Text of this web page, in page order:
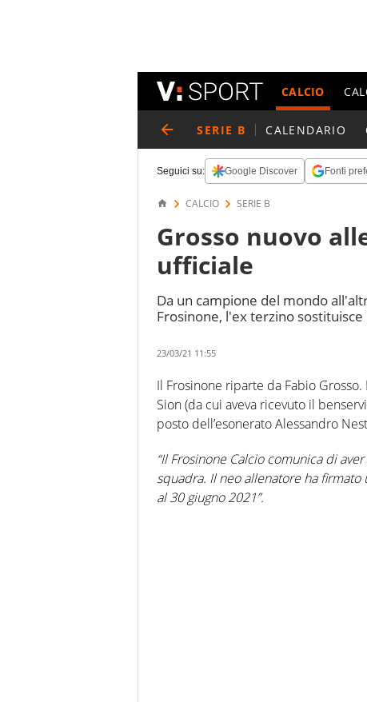
CALCIO
SERIE B CALENDARIO
Seguici su: Google Discover Fonti
CALCIO SERIE B
Grosso nuovo
ufficiale
Da un campione del mondo
Frosinone, l'ex terzino
23/03/21 11:55
Il Frosinone riparte da Fabio
Sion (da cui aveva ricevuto il
posto dell’esonerato Alessandro
“Il Frosinone Calcio comunica di
squadra. Il neo allenatore ha
al 30 giugno 2021”.